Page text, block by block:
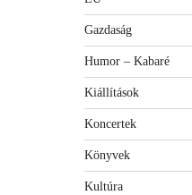
Gazdaság
Humor – Kabaré
Kiállítások
Koncertek
Könyvek
Kultúra